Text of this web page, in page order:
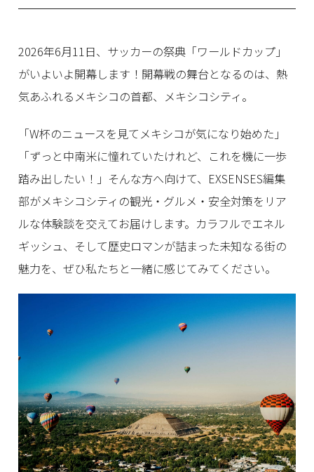
2026年6月11日、サッカーの祭典「ワールドカップ」
がいよいよ開幕します！開幕戦の舞台となるのは、熱
気あふれるメキシコの首都、メキシコシティ。
「W杯のニュースを見てメキシコが気になり始めた」
「ずっと中南米に憧れていたけれど、これを機に一歩
踏み出したい！」そんな方へ向けて、EXSENSES編集
部がメキシコシティの観光・グルメ・安全対策をリア
ルな体験談を交えてお届けします。カラフルでエネル
ギッシュ、そして歴史ロマンが詰まった未知なる街の
魅力を、ぜひ私たちと一緒に感じてみてください。